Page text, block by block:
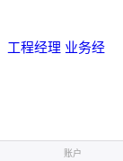
工程经理 业务经
账户
账户